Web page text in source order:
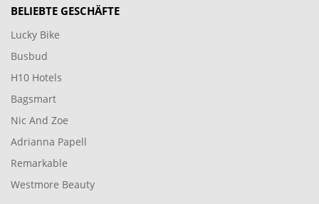
BELIEBTE GESCHÄFTE
Lucky Bike
Busbud
H10 Hotels
Bagsmart
Nic And Zoe
Adrianna Papell
Remarkable
Westmore Beauty